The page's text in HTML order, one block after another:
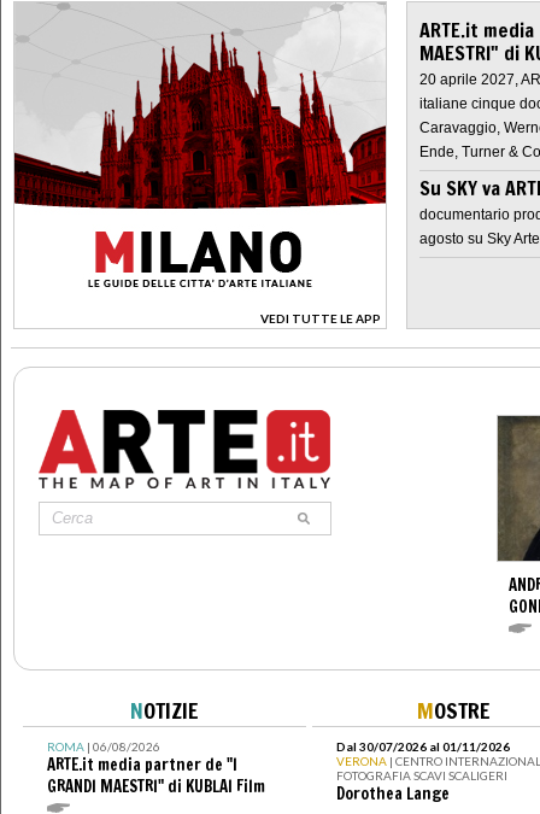
VEDI TUTTE LE APP
>
ARTE.it
MAESTRI" di
20 aprile 2027,
italiane cinque
Caravaggio,
Ende, Turner &
Su SKY va
documentario
agosto su Sky Arte
NOTIZIE
ROMA| 06/08/2026
ARTE.it media partner de "I
GRANDI MAESTRI" di KUBLAI Film
MOSTRE
Dal 30/07/2026 al 01/11/2026
VERONA | CENTRO
FOTOGRAFIA SCAVI SCALIGERI
Dorothea Lange